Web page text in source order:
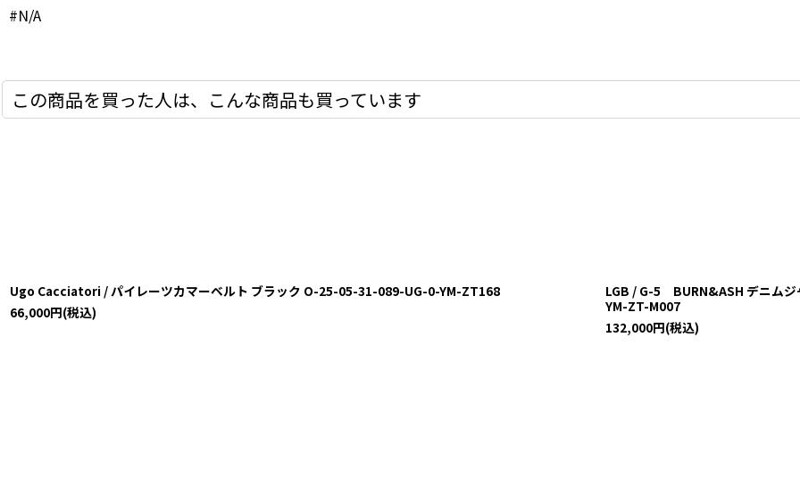
#N/A
この商品を買った人は、こんな商品も買っています
Ugo Cacciatori / パイレーツカマーベルト ブラック O-25-05-31-089-UG-0-YM-ZT168
66,000円(税込)
LGB / G-5 BURN&ASH デニム
YM-ZT-M007
132,000円(税込)